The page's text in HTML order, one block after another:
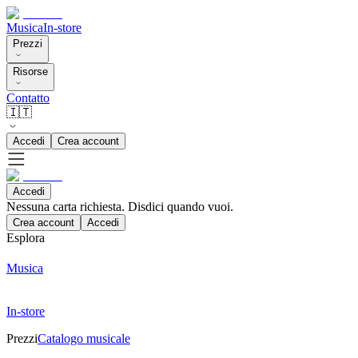
MusicaIn-store
Prezzi
Risorse
Contatto
🇮🇹
Accedi Crea account
Accedi
Nessuna carta richiesta. Disdici quando vuoi.
Crea account Accedi
Esplora
Musica
In-store
PrezziCatalogo musicale